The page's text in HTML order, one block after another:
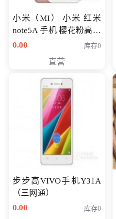
小米（MI） 小米 红米
note5A 手机 樱花粉高配
版 全网通(3G+32G)
0.00 库存0
直营
步步高VIVO手机Y31A
（三网通）
0.00
库存0